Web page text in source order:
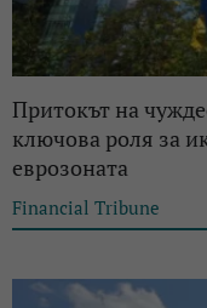
Притокът на
ключова роля за
еврозоната
Financial Tribune